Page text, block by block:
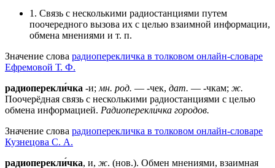
1. Связь с несколькими радиостанциями путем
поочередного вызова их с целью взаимной информации,
обмена мнениями и т. п.
Значение слова радиоперекличка в толковом онлайн-словаре
Ефремовой Т. Ф.
радиоперекли́чка -и; мн. род. — -чек, дат. — -чкам; ж.
Поочерёдная связь с несколькими радиостанциями с целью
обмена информацией. Радиоперекли́чка городов.
Значение слова радиоперекличка в толковом онлайн-словаре
Кузнецова С. А.
радиоперекли́чка, и, ж. (нов.). Обмен мнениями, взаимная